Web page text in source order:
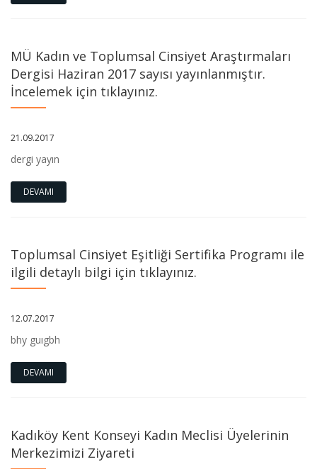
MÜ Kadın ve Toplumsal Cinsiyet Araştırmaları
Dergisi Haziran 2017 sayısı yayınlanmıştır.
İncelemek için tıklayınız.
21.09.2017
dergi yayın
DEVAMI
Toplumsal Cinsiyet Eşitliği Sertifika Programı ile
ilgili detaylı bilgi için tıklayınız.
12.07.2017
bhy guıgbh
DEVAMI
Kadıköy Kent Konseyi Kadın Meclisi Üyelerinin
Merkezimizi Ziyareti